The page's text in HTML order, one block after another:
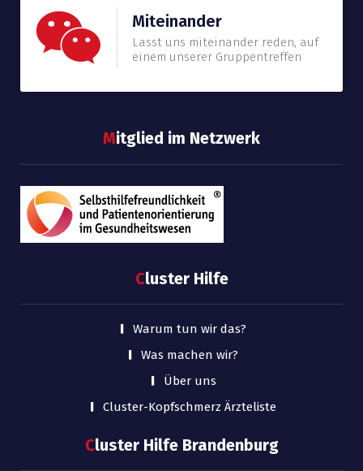
Miteinander
Lasst uns miteinander reden, auf
einem unserer Gruppentreffen
Mitglied im Netzwerk
Cluster Hilfe
Warum tun wir das?
Was machen wir?
Über uns
Cluster-Kopfschmerz Ärzteliste
Cluster Hilfe Brandenburg